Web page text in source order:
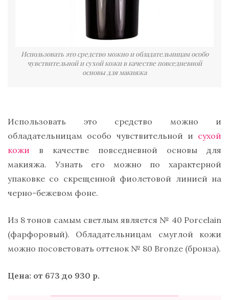
Использовать это средство можно и обладательницам особо
чувствительной и сухой кожи в качестве повседневной
основы для макияжа
Использовать это средство можно и
обладательницам особо чувствительной и сухой
кожи в качестве повседневной основы для
макияжа. Узнать его можно по характерной
упаковке со скрещенной фиолетовой линией на
черно-бежевом фоне.
Из 8 тонов самым светлым является № 40 Porcelain
(фарфоровый). Обладательницам смуглой кожи
можно посоветовать оттенок № 80 Bronze (бронза).
Цена: от 673 до 930 р.